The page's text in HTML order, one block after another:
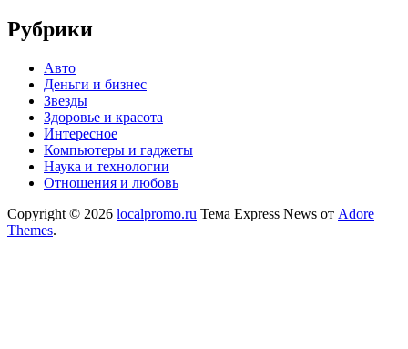
Рубрики
Авто
Деньги и бизнес
Звезды
Здоровье и красота
Интересное
Компьютеры и гаджеты
Наука и технологии
Отношения и любовь
Copyright © 2026 localpromo.ru Тема Express News от Adore
Themes.